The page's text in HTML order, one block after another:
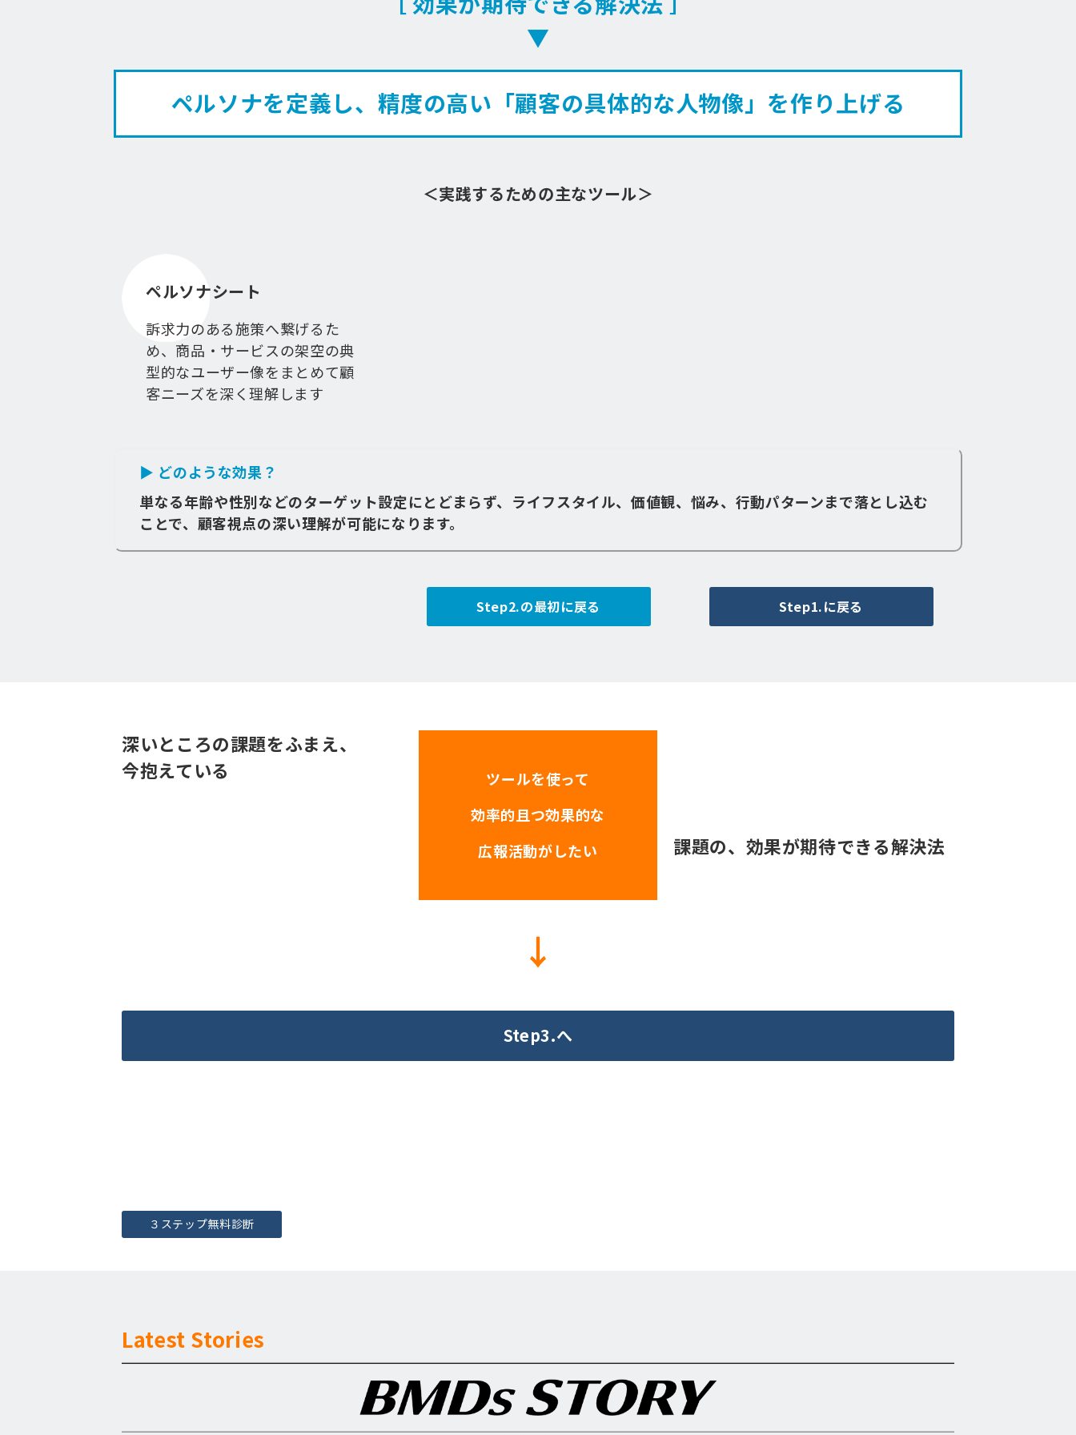
▼
ペルソナを定義し、精度の高い「顧客の具体的な人物像」を作り上げる
＜実践するための主なツール＞
ペルソナシート
訴求力のある施策へ繋げるた
め、商品・サービスの架空の典
型的なユーザー像をまとめて顧
客ニーズを深く理解します
▶ どのような効果？
単なる年齢や性別などのターゲット設定にとどまらず、ライフスタイル、価値観、悩み、行動パターンまで落とし込む
ことで、顧客視点の深い理解が可能になります。
Step2.の最初に戻る Step1.に戻る
深いところの課題をふまえ、
今抱えている
ツールを使って
効率的且つ効果的な
広報活動がしたい
課題の、効果が期待できる解決法
↓
Step3.へ
３ステップ無料診断
Latest Stories